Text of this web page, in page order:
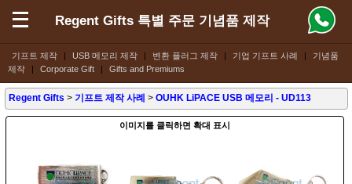
기프트 제작 | USB 메모리 제작 | 변환 플러그 제작 | 기업 기프트 사례 |
기념품
제작
| Corporate Gift | Gifts and Premiums
Regent Gifts 특별 주문 기념품 제작
Regent Gifts >기프트 제작 사례 >OUHK LiPACE USB 메모리 - UD113
이미지를 클릭하면 확대 표시